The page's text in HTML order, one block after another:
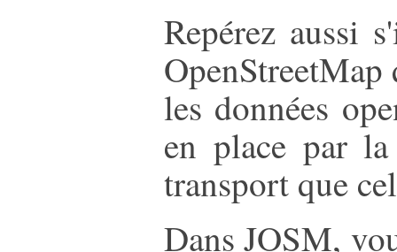
Repérez aussi
OpenStreetMap
les données
en place par
transport que
Dans JOSM,